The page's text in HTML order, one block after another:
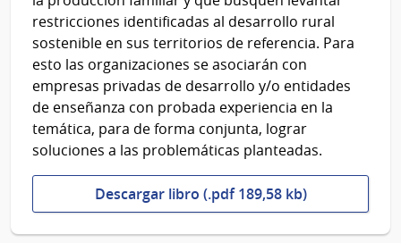
restricciones identificadas al desarrollo rural
sostenible en sus territorios de referencia. Para
esto las organizaciones se asociarán con
empresas privadas de desarrollo y/o entidades
de enseñanza con probada experiencia en la
temática, para de forma conjunta, lograr
soluciones a las problemáticas planteadas.
Descargar libro (.pdf 189,58 kb)